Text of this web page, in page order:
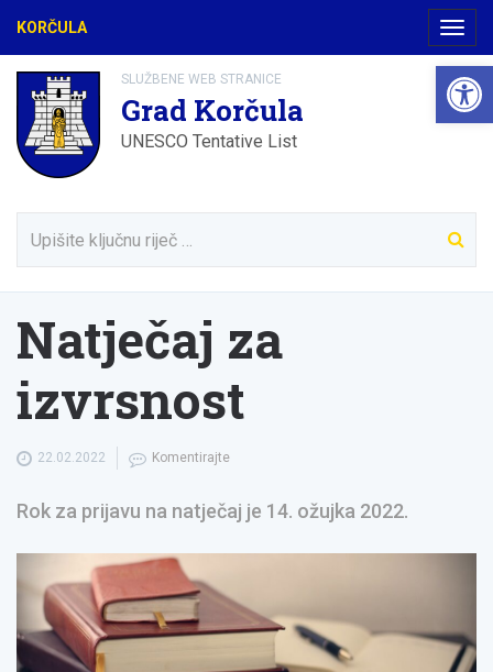
KORČULA
SLUŽBENE WEB STRANICE
Grad Korčula
UNESCO Tentative List
Natječaj za
izvrsnost
22.02.2022 Komentirajte
Rok za prijavu na natječaj je 14. ožujka 2022.